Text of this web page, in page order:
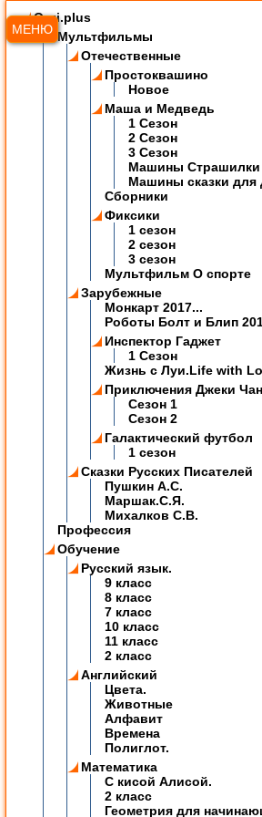
МЕНЮ
Ozzi.plus
Мультфильмы
Отечественные
Простоквашино
Новое
Маша и Медведь
1 Сезон
2 Сезон
3 Сезон
Машины Страшилки
Машины сказки для
Сборники
Фиксики
1 сезон
2 сезон
3 сезон
Мультфильм О спорте
Зарубежные
Монкарт 2017...
Роботы Болт и Блип
Инспектор Гаджет
1 Сезон
Жизнь с Луи.Life with
Приключения Джеки
Сезон 1
Сезон 2
Галактический футбол
1 сезон
Сказки Русских Писателей
Пушкин А.С.
Маршак.С.Я.
Михалков С.В.
Профессия
Обучение
Русский язык.
9 класс
8 класс
7 класс
10 класс
11 класс
2 класс
Английский
Цвета.
Животные
Алфавит
Времена
Полиглот.
Математика
C кисой Алисой.
2 класс
Геометрия для